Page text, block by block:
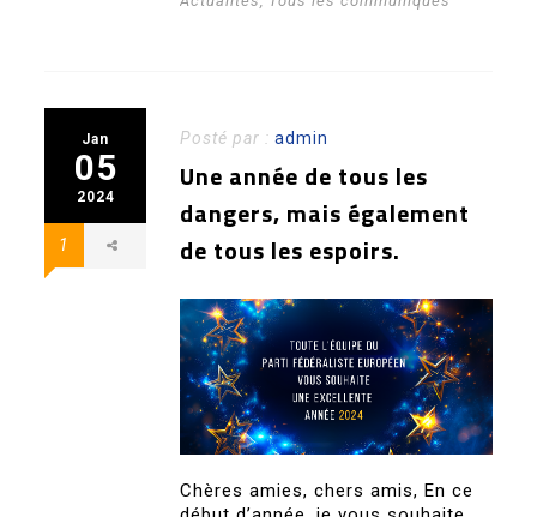
Jan
05
2024
1
Posté par :admin
Une année de tous les
dangers, mais également
de tous les espoirs.
Chères amies, chers amis, En ce